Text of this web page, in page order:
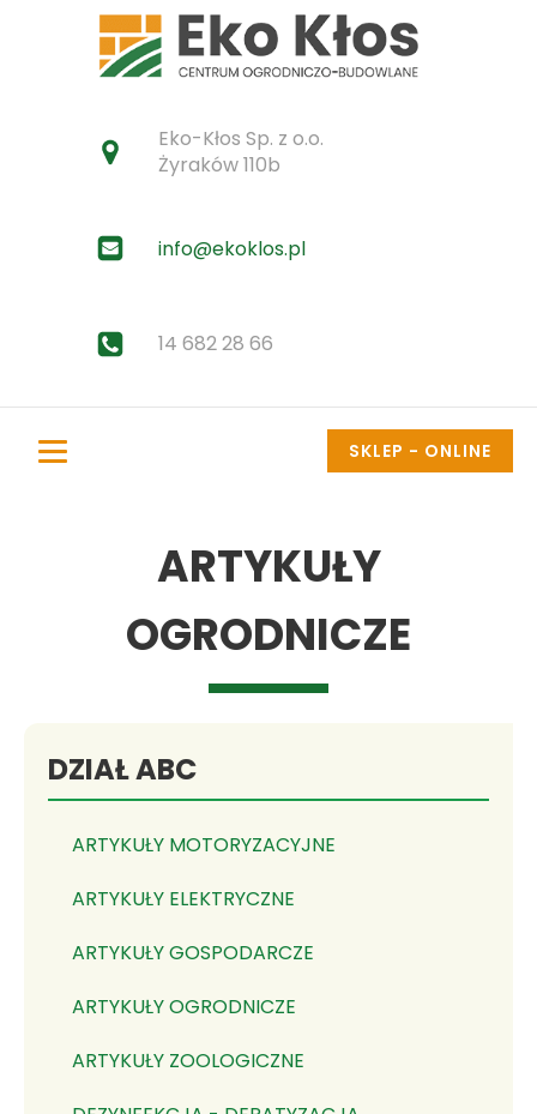
Eko-Kłos Sp. z o.o.
Żyraków 110b
info@ekoklos.pl
14 682 28 66
SKLEP - ONLINE
ARTYKUŁY
OGRODNICZE
DZIAŁ ABC
ARTYKUŁY MOTORYZACYJNE
ARTYKUŁY ELEKTRYCZNE
ARTYKUŁY GOSPODARCZE
ARTYKUŁY OGRODNICZE
ARTYKUŁY ZOOLOGICZNE